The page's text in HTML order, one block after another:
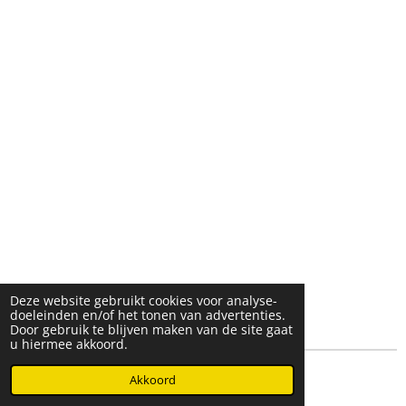
Deze website gebruikt cookies voor analyse-
doeleinden en/of het tonen van advertenties.
Door gebruik te blijven maken van de site gaat
u hiermee akkoord.
Akkoord
© 2025- 2026 Djöz mode